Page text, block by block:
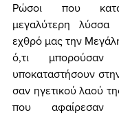
Ρώσοι που
μεγαλύτερη
εχθρό μας την
ό,τι
υποκαταστήσουν
σαν ηγετικού λαού
που αφαίρεσαν